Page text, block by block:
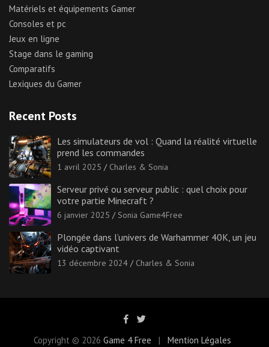
Matériels et équipements Gamer
Consoles et pc
Jeux en ligne
Stage dans le gaming
Comparatifs
Lexiques du Gamer
Recent Posts
Les simulateurs de vol : Quand la réalité virtuelle
prend les commandes
1 avril 2025 Charles & Sonia
Serveur privé ou serveur public : quel choix pour
votre partie Minecraft ?
6 janvier 2025 Sonia Game4Free
Plongée dans l’univers de Warhammer 40K, un jeu
vidéo captivant
13 décembre 2024 Charles & Sonia
Copyright © 2026 Game 4 Free Mention Légales